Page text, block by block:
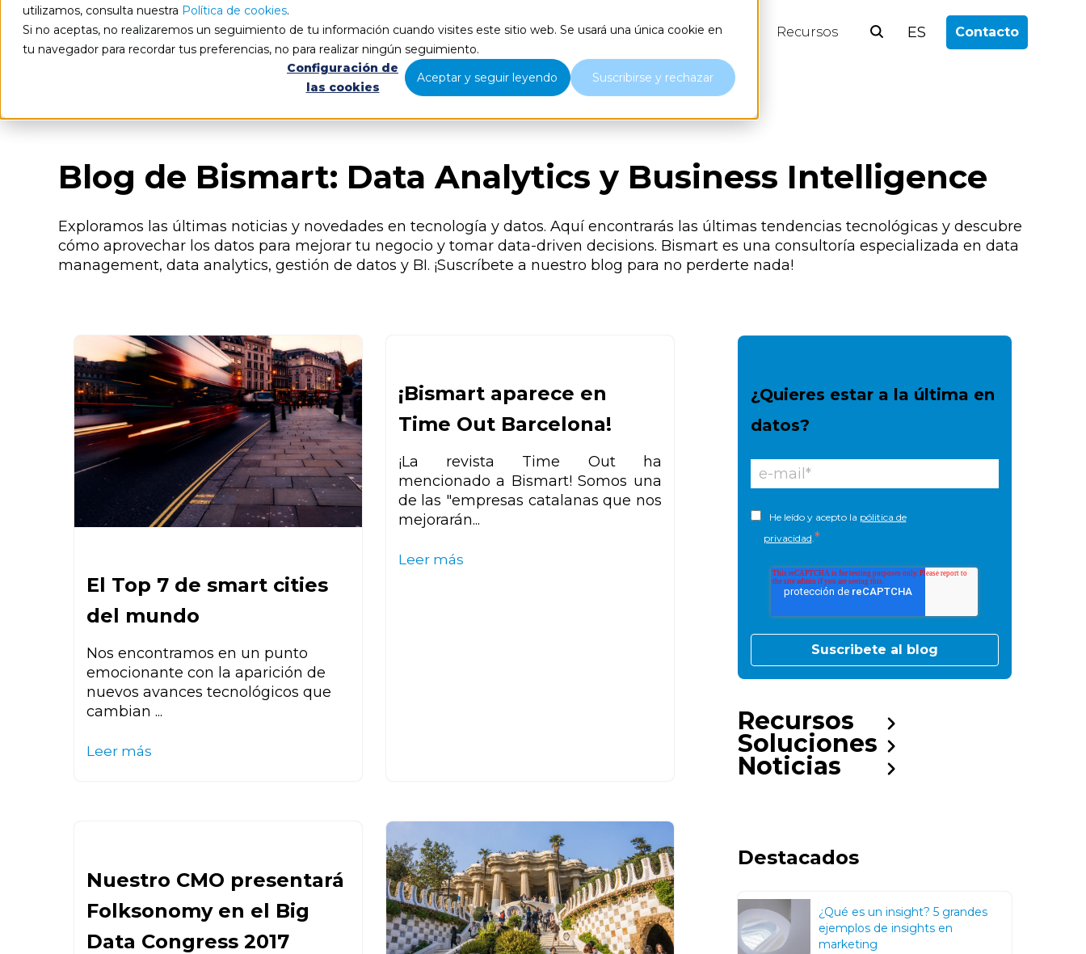
utilizamos, consulta nuestra Política de cookies.
Si no aceptas, no realizaremos un seguimiento de tu información cuando visites este sitio web. Se usará una única cookie en
tu navegador para recordar tus preferencias, no para realizar ningún seguimiento.
Configuración de
las cookies
Aceptar y seguir leyendo Suscribirse y rechazar
Qué hacemos Nosotros Blog Recursos ES Contacto
Blog de Bismart: Data Analytics y Business Intelligence
Exploramos las últimas noticias y novedades en tecnología y datos. Aquí encontrarás las últimas tendencias tecnológicas y descubre
cómo aprovechar los datos para mejorar tu negocio y tomar data-driven decisions. Bismart es una consultoría especializada en data
management, data analytics, gestión de datos y BI. ¡Suscríbete a nuestro blog para no perderte nada!
El Top 7 de smart cities
del mundo
Nos encontramos en un punto
emocionante con la aparición de
nuevos avances tecnológicos que
cambian ...
Leer más
¡Bismart aparece en
Time Out Barcelona!
¡La revista Time Out ha
mencionado a Bismart! Somos una
de las "empresas catalanas que nos
mejorarán...
Leer más
Nuestro CMO presentará
Folksonomy en el Big
Data Congress 2017
¿Quieres estar a la última en
datos?
He leído y acepto la pólitica de
privacidad *
Recursos
Soluciones
Noticias
Destacados
¿Qué es un insight? 5 grandes
ejemplos de insights en
marketing